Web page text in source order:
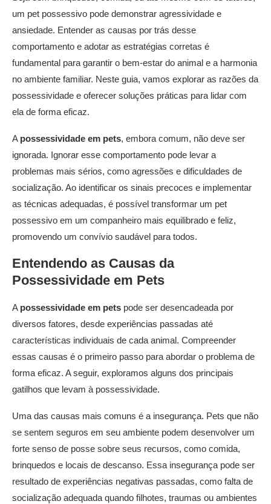
um pet possessivo pode demonstrar agressividade e
ansiedade. Entender as causas por trás desse
comportamento e adotar as estratégias corretas é
fundamental para garantir o bem-estar do animal e a harmonia
no ambiente familiar. Neste guia, vamos explorar as razões da
possessividade e oferecer soluções práticas para lidar com
ela de forma eficaz.
A possessividade em pets, embora comum, não deve ser
ignorada. Ignorar esse comportamento pode levar a
problemas mais sérios, como agressões e dificuldades de
socialização. Ao identificar os sinais precoces e implementar
as técnicas adequadas, é possível transformar um pet
possessivo em um companheiro mais equilibrado e feliz,
promovendo um convívio saudável para todos.
Entendendo as Causas da
Possessividade em Pets
A possessividade em pets pode ser desencadeada por
diversos fatores, desde experiências passadas até
características individuais de cada animal. Compreender
essas causas é o primeiro passo para abordar o problema de
forma eficaz. A seguir, exploramos alguns dos principais
gatilhos que levam à possessividade.
Uma das causas mais comuns é a insegurança. Pets que não
se sentem seguros em seu ambiente podem desenvolver um
forte senso de posse sobre seus recursos, como comida,
brinquedos e locais de descanso. Essa insegurança pode ser
resultado de experiências negativas passadas, como falta de
socialização adequada quando filhotes, traumas ou ambientes